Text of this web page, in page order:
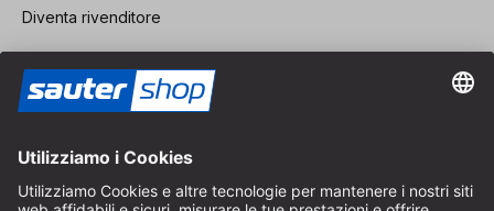
Diventa rivenditore
CGV